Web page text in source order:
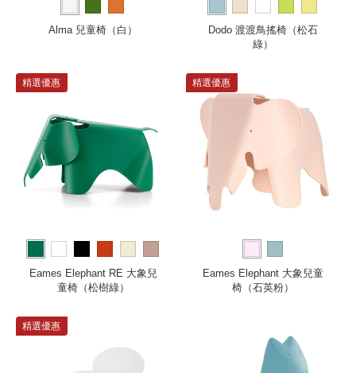
Alma 兒童椅（白）
Dodo 渡渡鳥搖椅（松石
綠）
精選優惠
more
Eames Elephant RE 大象兒
童椅（松樹綠）
精選優惠
Eames Elephant 大象兒童
椅（石英粉）
精選優惠